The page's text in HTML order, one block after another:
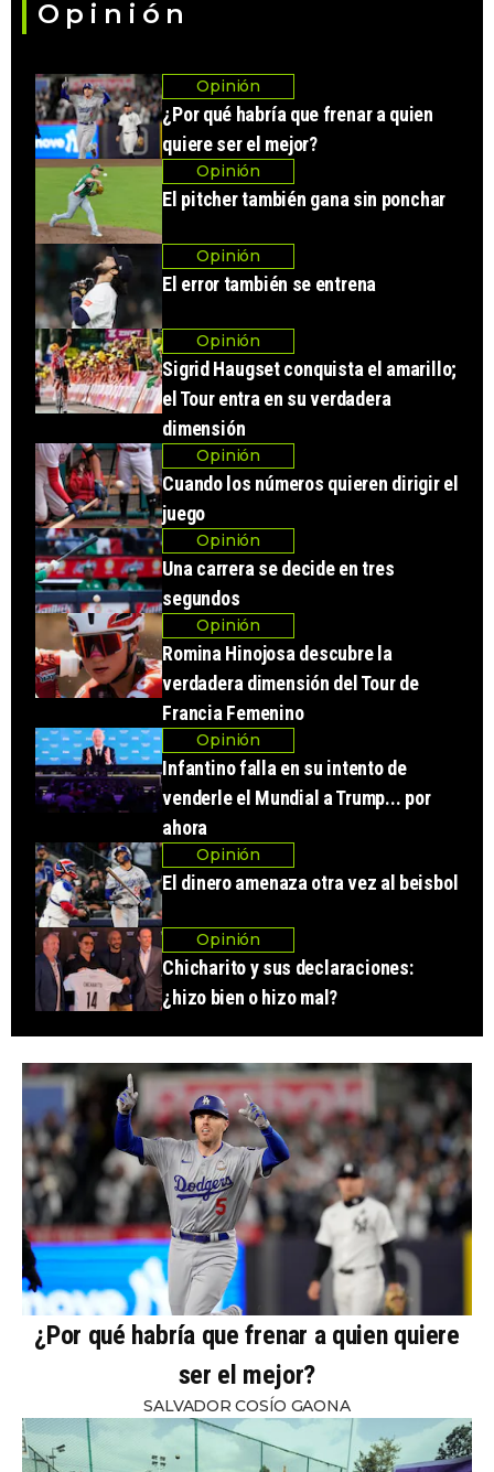
Opinión
Opinión
¿Por qué habría que frenar a quien
quiere ser el mejor?
Opinión
El pitcher también gana sin ponchar
Opinión
El error también se entrena
Opinión
Sigrid Haugset conquista el amarillo;
el Tour entra en su verdadera
dimensión
Opinión
Cuando los números quieren dirigir el
juego
Opinión
Una carrera se decide en tres
segundos
Opinión
Romina Hinojosa descubre la
verdadera dimensión del Tour de
Francia Femenino
Opinión
Infantino falla en su intento de
venderle el Mundial a Trump... por
ahora
Opinión
El dinero amenaza otra vez al beisbol
Opinión
Chicharito y sus declaraciones:
¿hizo bien o hizo mal?
¿Por qué habría que frenar a quien quiere
ser el mejor?
SALVADOR COSÍO GAONA